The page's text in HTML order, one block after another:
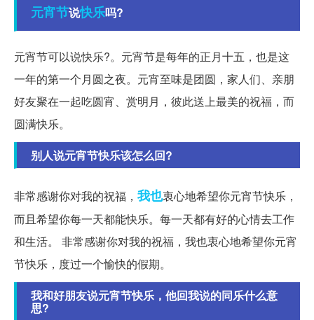
元宵节说快乐吗?
元宵节可以说快乐?。元宵节是每年的正月十五，也是这
一年的第一个月圆之夜。元宵至味是团圆，家人们、亲朋
好友聚在一起吃圆宵、赏明月，彼此送上最美的祝福，而
圆满快乐。
别人说元宵节快乐该怎么回?
非常感谢你对我的祝福， 我也衷心地希望你元宵节快乐，
而且希望你每一天都能快乐。每一天都有好的心情去工作
和生活。 非常感谢你对我的祝福，我也衷心地希望你元宵
节快乐，度过一个愉快的假期。
我和好朋友说元宵节快乐，他回我说的同乐什么意
思?